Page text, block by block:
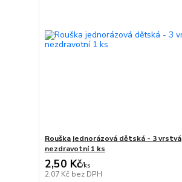
Rouška jednorázová dětská - 3 vrstvá
nezdravotní 1 ks
2,50 Kč/ks
2,07 Kč bez DPH